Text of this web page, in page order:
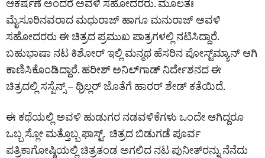
ಮೈಸೂರಿನವರಾದ ಮಧುರಾಜ್ ಹಾಗೂ ಮನುರಾಜ್ ಅವಳಿ
ಸಹೋದರರು ಈ ಚಿತ್ರದ ಪ್ರಮುಖ ಪಾತ್ರಗಳಲ್ಲಿ ನಟಿಸಿದ್ದಾರೆ.
ಬಹುಭಾಷಾ ನಟ ಕಿಶೋರ್ ಇಲ್ಲಿ ಮನ್ಮಥ ಹೆಸರಿನ ಪೋಸ್ಟ್‌ಮ್ಯಾನ್ ಆಗಿ
ಕಾಣಿಸಿಕೊಂಡಿದ್ದಾರೆ. ಹರೀಶ್ ಅನಿಲ್‌ಗಾಡ್ ನಿರ್ದೇಶನದ ಈ
ಚಿತ್ರದಲ್ಲಿ ಸಸ್ಪೆನ್ಸ್ – ಥ್ರಿಲ್ಲರ್ ಜೊತೆಗೆ ಹಾರರ್ ಶೇಡ್ ಕತೆಯಿದೆ.
ಈ ಕಥೆಯಲ್ಲಿ ಅವಳಿ ಹುಡುಗರ ನಡವಳಿಕೆಗಳು ಒಂದೇ ಆಗಿದ್ದರೂ
ಒಬ್ಬ ಸ್ಲೋ ಮತ್ತೊಬ್ಬ ಫಾಸ್ಟ್. ಚಿತ್ರದ ಬಿಡುಗಡೆ ಪೂರ್ವ
ಪತ್ರಿಕಾಗೋಷ್ಠಿಯಲ್ಲಿ ಚಿತ್ರತಂಡ ಅಗಲಿದ ನಟ ಪುನೀತ್‌ರನ್ನು ನೆನೆದು